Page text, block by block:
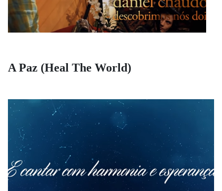
A Paz (Heal The World)